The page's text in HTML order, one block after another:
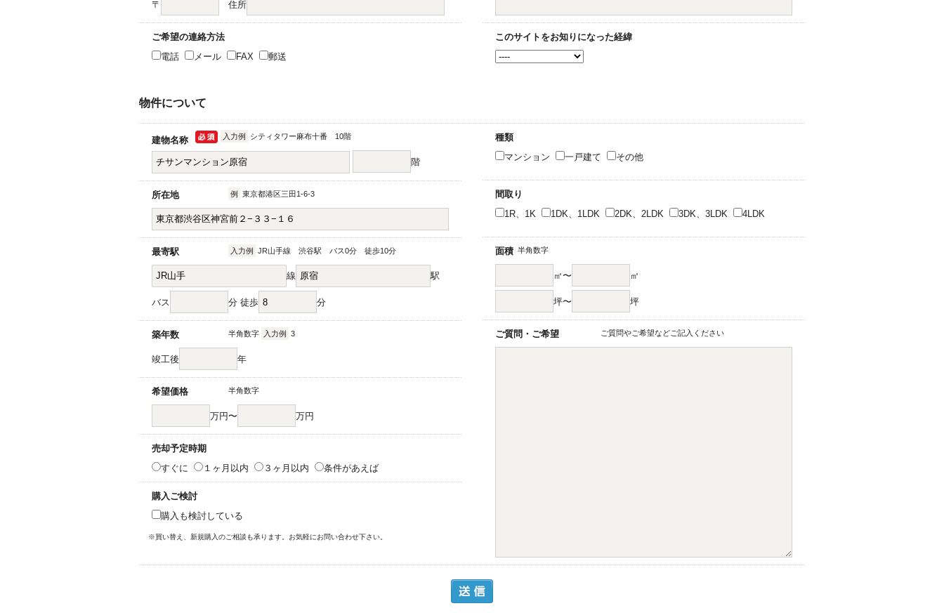
〒 住所
ご希望の連絡方法
電話
メール FAX 郵送
このサイトをお知りになった経緯
物件について
建物名称 入力例 シティタワー麻布十番 10階
階
所在地 例 東京都港区三田1-6-3
最寄駅 入力例 JR山手線 渋谷駅 バス0分 徒歩10分
線 駅
バス 分 徒歩 分
築年数 半角数字 入力例 3
竣工後 年
希望価格 半角数字
万円〜 万円
売却予定時期
すぐに
１ヶ月以内 ３ヶ月以内 条件があえば
購入ご検討
購入も検討している
※買い替え、新規購入のご相談も承ります。お気軽にお問い合わせ下さい。
種類
マンション
一戸建て その他
間取り
1R、1K
1DK、1LDK 2DK、2LDK 3DK、3LDK 4LDK
面積 半角数字
㎡〜 ㎡
坪〜 坪
ご質問・ご希望 ご質問やご希望などご記入ください